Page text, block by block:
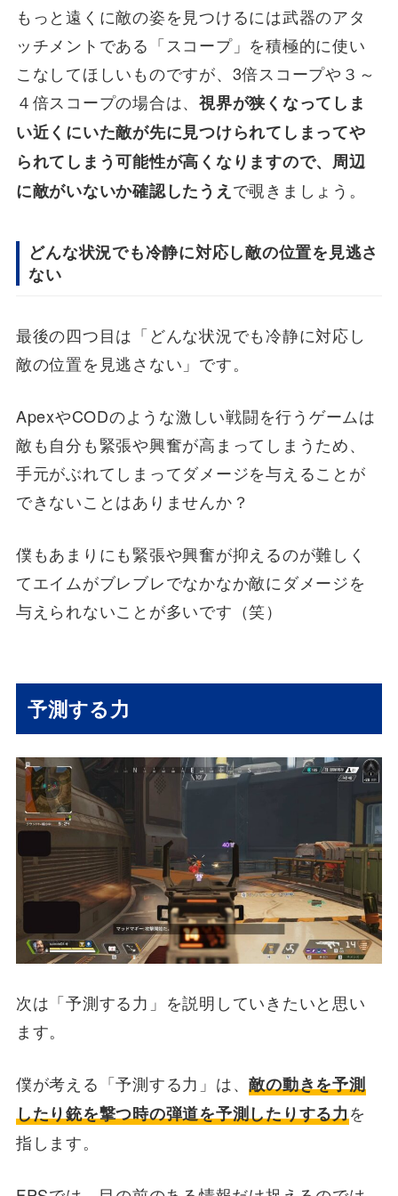
もっと遠くに敵の姿を見つけるには武器のアタ
ッチメントである「スコープ」を積極的に使い
こなしてほしいものですが、3倍スコープや３～
４倍スコープの場合は、視界が狭くなってしま
い近くにいた敵が先に見つけられてしまってや
られてしまう可能性が高くなりますので、周辺
に敵がいないか確認したうえ で覗きましょう。
どんな状況でも冷静に対応し敵の位置を見逃さ
ない
最後の四つ目は「どんな状況でも冷静に対応し
敵の位置を見逃さない」です。
ApexやCODのような激しい戦闘を行うゲームは
敵も自分も緊張や興奮が高まってしまうため、
手元がぶれてしまってダメージを与えることが
できないことはありませんか？
僕もあまりにも緊張や興奮が抑えるのが難しく
てエイムがブレブレでなかなか敵にダメージを
与えられないことが多いです（笑）
予測する力
次は「予測する力」を説明していきたいと思い
ます。
僕が考える「予測する力」は、敵の動きを予測
したり銃を撃つ時の弾道を予測したりする力を
指します。